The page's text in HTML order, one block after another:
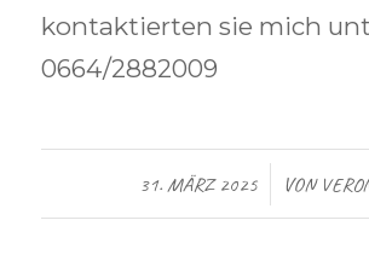
kontaktierten sie mich
0664/2882009
31. MÄRZ 2025
/ VON